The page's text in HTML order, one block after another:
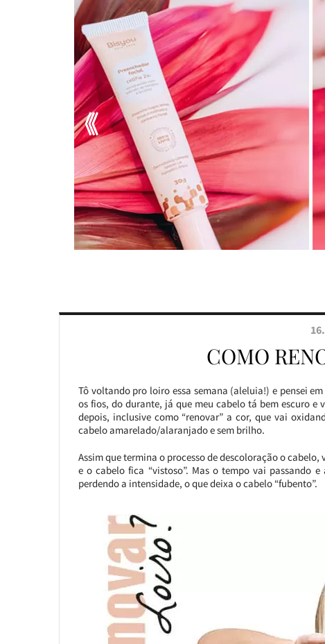
COMO
Tô voltando pro loiro essa semana (aleluia!) e pensei
os fios, do durante, já que meu cabelo tá bem escuro
depois, inclusive como “renovar” a cor, que vai
cabelo amarelado/alaranjado e sem brilho.
Assim que termina o processo de descoloração o
e o cabelo fica “vistoso”. Mas o tempo vai passando
perdendo a intensidade, o que deixa o cabelo “fubento”.